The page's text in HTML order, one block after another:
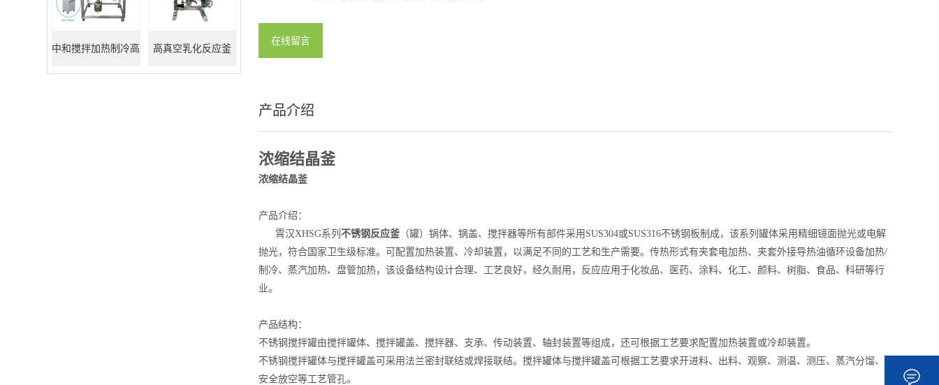
中和搅拌加热制冷高 高真空乳化反应釜
在线留言
产品介绍
浓缩结晶釜
浓缩结晶釜
产品介绍：
霄汉XHSG系列 不锈钢反应釜（罐）锅体、锅盖、搅拌器等所有部件采用SUS304或SUS316不锈钢板制成，该系列罐体采用精细镜面抛光或电解
抛光，符合国家卫生级标准。可配置加热装置、冷却装置，以满足不同的工艺和生产需要。传热形式有夹套电加热、夹套外接导热油循环设备加热/
制冷、蒸汽加热、盘管加热，该设备结构设计合理、工艺良好，经久耐用，反应应用于化妆品、医药、涂料、化工、颜料、树脂、食品、科研等行
业。
产品结构：
不锈钢搅拌罐由搅拌罐体、搅拌罐盖、搅拌器、支承、传动装置、轴封装置等组成，还可根据工艺要求配置加热装置或冷却装置。
不锈钢搅拌罐体与搅拌罐盖可采用法兰密封联结或焊接联结。搅拌罐体与搅拌罐盖可根据工艺要求开进料、出料、观察、测温、测压、蒸汽分馏、
安全放空等工艺管孔。